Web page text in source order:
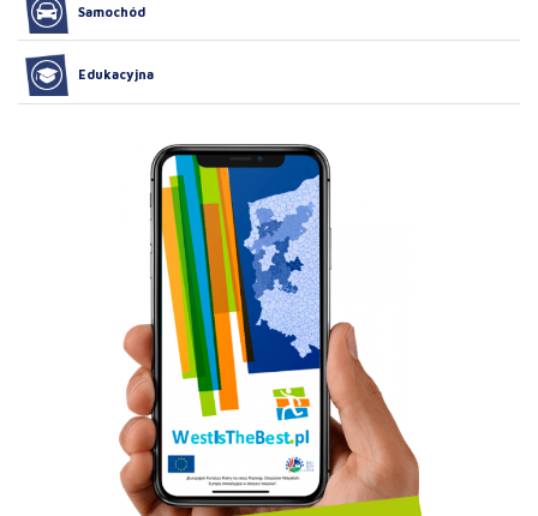
Samochód
Edukacyjna